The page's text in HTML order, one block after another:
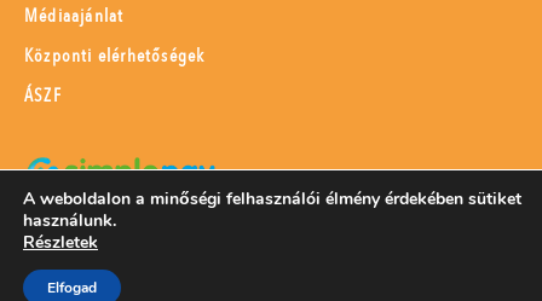
Médiaajánlat
Központi elérhetőségek
ÁSZF
SimplePay adattovábbítási nyilatkozat
A weboldalon a minőségi felhasználói élmény érdekében sütiket
használunk.
Részletek
Elfogad